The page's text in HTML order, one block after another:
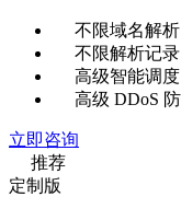
不限域名解析
不限解析记录
高级智能调度
高级 DDoS
立即咨询
推荐
定制版